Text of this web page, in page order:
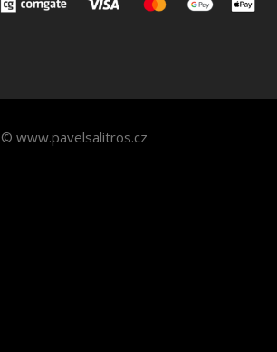
© www.pavelsalitros.cz